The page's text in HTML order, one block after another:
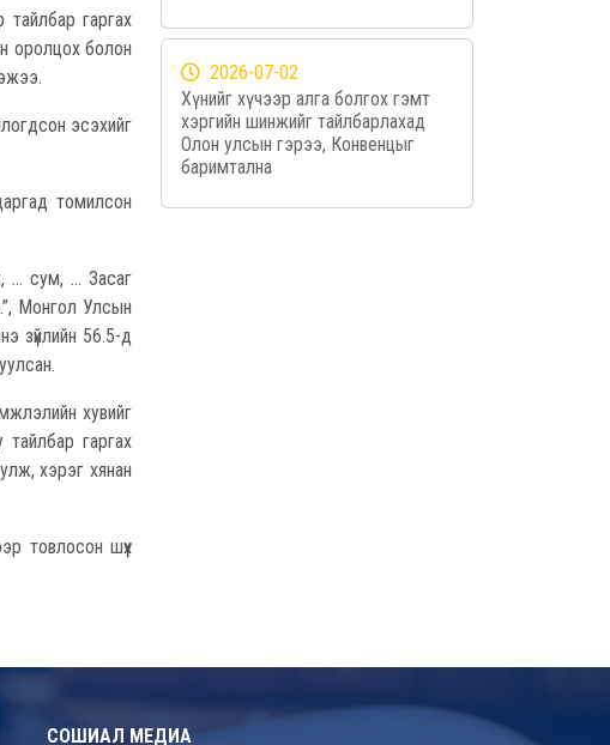
тайлбар гаргах
оролцох болон
эсэхийг
томилсон
... сум, ... Засаг
Монгол Улсын
зүйлийн 56.5-д
хувийг
гаргах
хэрэг хянан
товлосон шүүх
2026-07-02
Хүнийг хүчээр алга болгох гэмт
хэргийн шинжийг тайлбарлахад
Олон улсын гэрээ, Конвенцыг
баримтална
СОШИАЛ МЕДИА